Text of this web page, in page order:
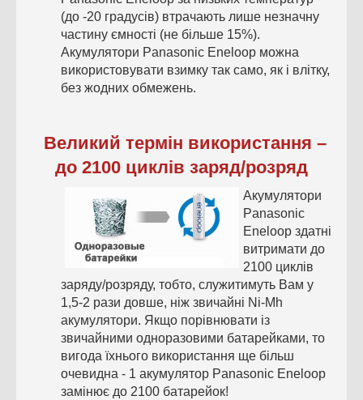
(до -20 градусів) втрачають лише незначну
частину ємності (не більше 15%).
Акумулятори Panasonic Eneloop можна
використовувати взимку так само, як і влітку,
без жодних обмежень.
Великий термін використання –
до 2100 циклів заряд/розряд
Акумулятори
Panasonic
Eneloop здатні
витримати до
2100 циклів
заряду/розряду, тобто, служитимуть Вам у
1,5-2 рази довше, ніж звичайні Ni-Mh
акумулятори. Якщо порівнювати із
звичайними одноразовими батарейками, то
вигода їхнього використання ще більш
очевидна - 1 акумулятор Panasonic Eneloop
замінює до 2100 батарейок!